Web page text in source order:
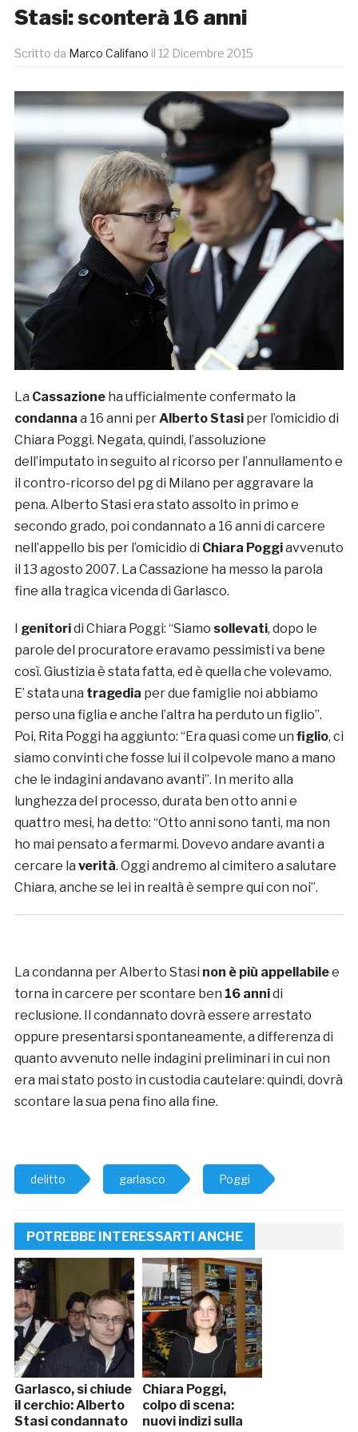
Stasi: sconterà 16 anni
Scritto da Marco Califano il 12 Dicembre 2015
La Cassazioneha ufficialmente confermato la
condanna a 16 anni per Alberto Stasiper l’omicidio di
Chiara Poggi. Negata, quindi, l’assoluzione
dell’imputato in seguito al ricorso per l’annullamento e
il contro-ricorso del pg di Milano per aggravare la
pena. Alberto Stasi era stato assolto in primo e
secondo grado, poi condannato a 16 anni di carcere
nell’appello bis per l’omicidio di Chiara Poggiavvenuto
il 13 agosto 2007. La Cassazione ha messo la parola
fine alla tragica vicenda di Garlasco.
I genitoridi Chiara Poggi: “Siamo sollevati, dopo le
parole del procuratore eravamo pessimisti va bene
così. Giustizia è stata fatta, ed è quella che volevamo.
E’ stata una tragedia per due famiglie noi abbiamo
perso una figlia e anche l’altra ha perduto un figlio”.
Poi, Rita Poggi ha aggiunto: “Era quasi come un figlio, ci
siamo convinti che fosse lui il colpevole mano a mano
che le indagini andavano avanti”. In merito alla
lunghezza del processo, durata ben otto anni e
quattro mesi, ha detto: “Otto anni sono tanti, ma non
ho mai pensato a fermarmi. Dovevo andare avanti a
cercare la verità. Oggi andremo al cimitero a salutare
Chiara, anche se lei in realtà è sempre qui con noi”.
La condanna per Alberto Stasi non è più appellabilee
torna in carcere per scontare ben 16 annidi
reclusione. Il condannato dovrà essere arrestato
oppure presentarsi spontaneamente, a differenza di
quanto avvenuto nelle indagini preliminari in cui non
era mai stato posto in custodia cautelare: quindi, dovrà
scontare la sua pena fino alla fine.
delitto garlasco Poggi
POTREBBE INTERESSARTI ANCHE
Garlasco, si chiude
il cerchio: Alberto
Stasi condannato
Chiara Poggi,
colpo di scena:
nuovi indizi sulla